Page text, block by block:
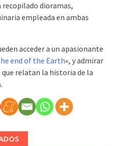
recopilado dioramas,
empleada en ambas
acceder a un apasionante
end of the Earth«, y admirar
relatan la historia de la
.